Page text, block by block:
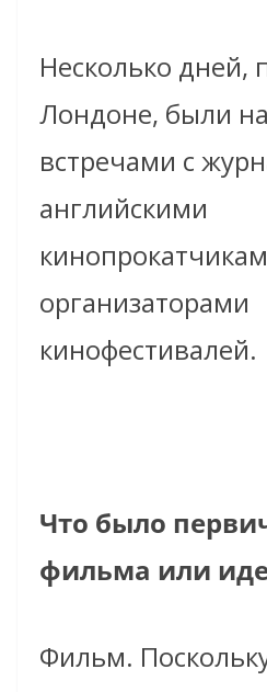
Несколько дней,
Лондоне, были
встречами с
английскими
организаторами
кинофестивалей.
Что было
фильма или
Фильм.